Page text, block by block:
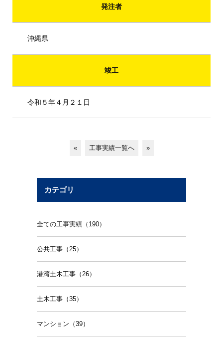
発注者
沖縄県
竣工
令和５年４月２１日
« 工事実績一覧へ »
カテゴリ
全ての工事実績（190）
公共工事（25）
港湾土木工事（26）
土木工事（35）
マンション（39）